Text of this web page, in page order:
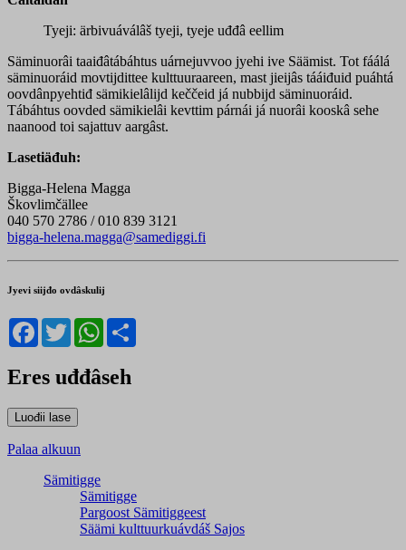
Tyeji: ärbivuáválâš tyeji, tyeje uđđâ eellim
Säminuorâi taaiđâtábáhtus uárnejuvvoo jyehi ive Säämist. Tot fáálá
säminuoráid movtijdittee kulttuuraareen, mast jieijâs tááiđuid puáhtá
oovdânpyehtiđ sämikielâlijd keččeid já nubbijd säminuoráid.
Tábáhtus oovded sämikielâi kevttim párnái já nuorâi kooskâ sehe
naanood toi sajattuv aargâst.
Lasetiäđuh:
Bigga-Helena Magga
Škovlimčällee
040 570 2786 / 010 839 3121
bigga-helena.magga@samediggi.fi
Jyevi siijđo ovdâskulij
Facebook
TwitterWhatsApp
Eres uđđâseh
Palaa alkuun
Sämitigge
Sämitigge
Pargoost Sämitiggeest
Säämi kulttuurkuávdáš Sajos